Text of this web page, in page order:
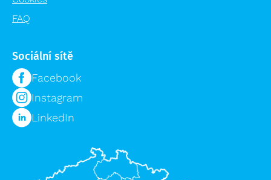
FAQ
Sociální sítě
Facebook
Instagram
LinkedIn